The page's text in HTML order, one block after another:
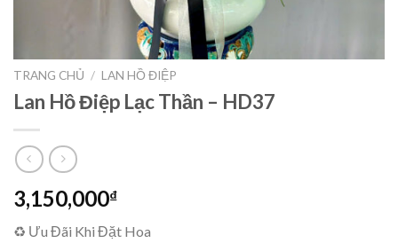
TRANG CHỦ / LAN HỒ ĐIỆP
Lan Hồ Điệp Lạc Thần – HD37
3,150,000₫
♻ Ưu Đãi Khi Đặt Hoa